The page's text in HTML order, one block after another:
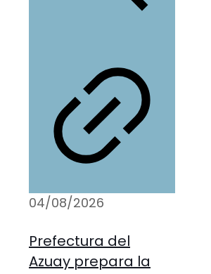
04/08/2026
Prefectura del
Azuay prepara la